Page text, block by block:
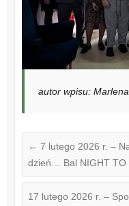
autor wpisu:
← 7 lutego 2026 r. –
dzień… Bal NIGHT TO
17 lutego 2026 r. –